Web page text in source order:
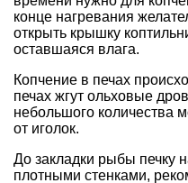
конце нагревания
открыть крышку
оставшаяся влага.
Копчение в печах
печах жгут ольховые
небольшого количества
от иголок.
До закладки рыбы печку
плотными стенками,